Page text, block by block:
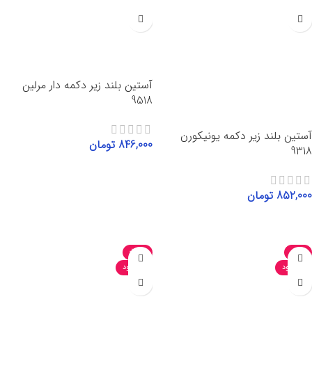
آستین بلند زیر دکمه یونیکورن
9318
852,000 تومان
آستین بلند زیر دکمه دار مرلین
9518
846,000 تومان
-19%
ناموجود
-35%
ناموجود